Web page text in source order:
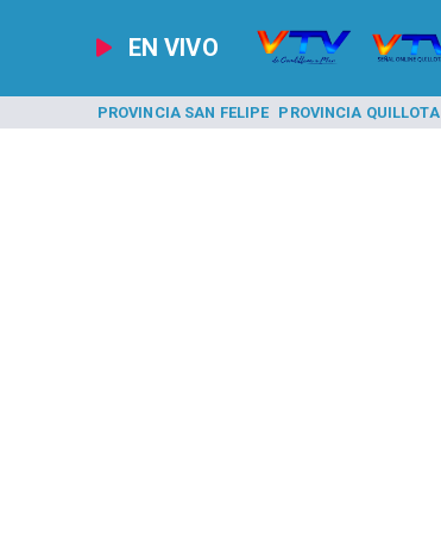
EN VIVO
PROVINCIA SAN FELIPE PROVINCIA QUILLOTA